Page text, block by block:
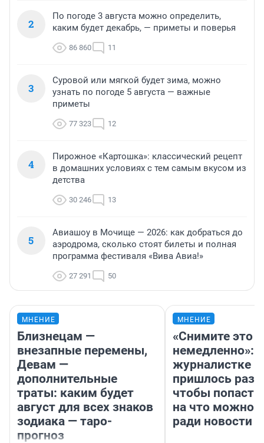
2
По погоде 3 августа можно определить,
каким будет декабрь, — приметы и поверья
86 860 11
3
Суровой или мягкой будет зима, можно
узнать по погоде 5 августа — важные
приметы
77 323 12
4
Пирожное «Картошка»: классический рецепт
в домашних условиях с тем самым вкусом из
детства
30 246 13
5
Авиашоу в Мочище — 2026: как добраться до
аэродрома, сколько стоят билеты и полная
программа фестиваля «Вива Авиа!»
27 291 50
МНЕНИЕ
Близнецам —
внезапные перемены,
Девам —
дополнительные
траты: каким будет
август для всех знаков
зодиака — таро-
прогноз
МНЕНИЕ
«Снимите это
немедленно»:
журналистке
пришлось
чтобы попасть
на что можно
ради новости